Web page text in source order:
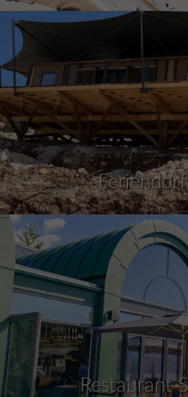
Restaurant